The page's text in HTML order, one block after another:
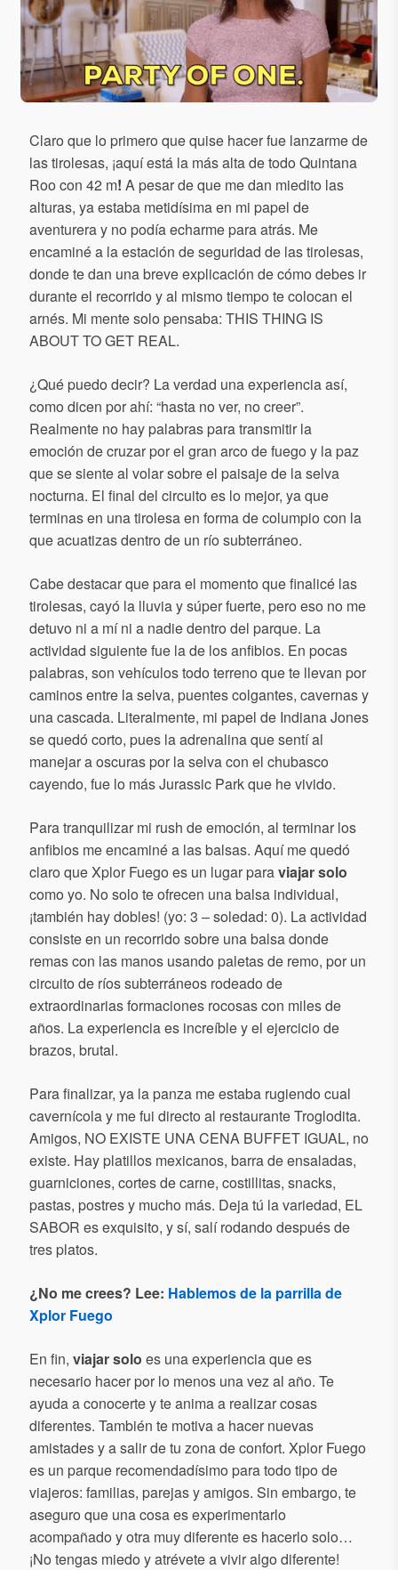
Claro que lo primero que quise hacer fue lanzarme de
las tirolesas, ¡aquí está la más alta de todo Quintana
Roo con 42 m! A pesar de que me dan miedito las
alturas, ya estaba metidísima en mi papel de
aventurera y no podía echarme para atrás. Me
encaminé a la estación de seguridad de las tirolesas,
donde te dan una breve explicación de cómo debes ir
durante el recorrido y al mismo tiempo te colocan el
arnés. Mi mente solo pensaba: THIS THING IS
ABOUT TO GET REAL.
¿Qué puedo decir? La verdad una experiencia así,
como dicen por ahí: “hasta no ver, no creer”.
Realmente no hay palabras para transmitir la
emoción de cruzar por el gran arco de fuego y la paz
que se siente al volar sobre el paisaje de la selva
nocturna. El final del circuito es lo mejor, ya que
terminas en una tirolesa en forma de columpio con la
que acuatizas dentro de un río subterráneo.
Cabe destacar que para el momento que finalicé las
tirolesas, cayó la lluvia y súper fuerte, pero eso no me
detuvo ni a mí ni a nadie dentro del parque. La
actividad siguiente fue la de los anfibios. En pocas
palabras, son vehículos todo terreno que te llevan por
caminos entre la selva, puentes colgantes, cavernas y
una cascada. Literalmente, mi papel de Indiana Jones
se quedó corto, pues la adrenalina que sentí al
manejar a oscuras por la selva con el chubasco
cayendo, fue lo más Jurassic Park que he vivido.
Para tranquilizar mi rush de emoción, al terminar los
anfibios me encaminé a las balsas. Aquí me quedó
claro que Xplor Fuego es un lugar paraviajar solo
como yo. No solo te ofrecen una balsa individual,
¡también hay dobles! (yo: 3 – soledad: 0). La actividad
consiste en un recorrido sobre una balsa donde
remas con las manos usando paletas de remo, por un
circuito de ríos subterráneos rodeado de
extraordinarias formaciones rocosas con miles de
años. La experiencia es increíble y el ejercicio de
brazos, brutal.
Para finalizar, ya la panza me estaba rugiendo cual
cavernícola y me fui directo al restaurante Troglodita.
Amigos, NO EXISTE UNA CENA BUFFET IGUAL, no
existe. Hay platillos mexicanos, barra de ensaladas,
guarniciones, cortes de carne, costillitas, snacks,
pastas, postres y mucho más. Deja tú la variedad, EL
SABOR es exquisito, y sí, salí rodando después de
tres platos.
¿No me crees? Lee: Hablemos de la parrilla de
Xplor Fuego
En fin, viajar solo es una experiencia que es
necesario hacer por lo menos una vez al año. Te
ayuda a conocerte y te anima a realizar cosas
diferentes. También te motiva a hacer nuevas
amistades y a salir de tu zona de confort. Xplor Fuego
es un parque recomendadísimo para todo tipo de
viajeros: familias, parejas y amigos. Sin embargo, te
aseguro que una cosa es experimentarlo
acompañado y otra muy diferente es hacerlo solo…
¡No tengas miedo y atrévete a vivir algo diferente!